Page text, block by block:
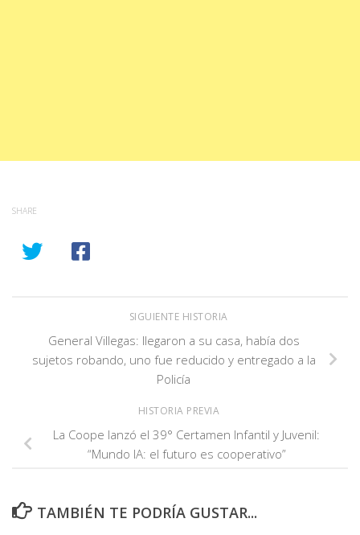
SHARE
SIGUIENTE HISTORIA
General Villegas: llegaron a su casa, había dos
sujetos robando, uno fue reducido y entregado a la
Policía
HISTORIA PREVIA
La Coope lanzó el 39° Certamen Infantil y Juvenil:
“Mundo IA: el futuro es cooperativo”
TAMBIÉN TE PODRÍA GUSTAR...